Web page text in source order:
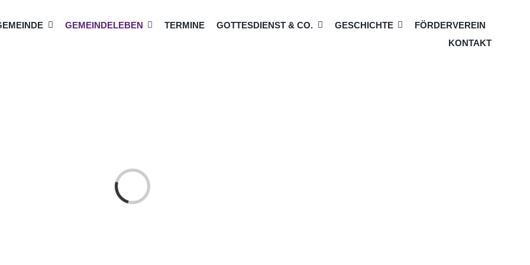
GEMEINDELEBEN TERMINE GOTTESDIENST & CO. GESCHICHTE
FÖRDERVEREIN
KONTAKT
Loading...